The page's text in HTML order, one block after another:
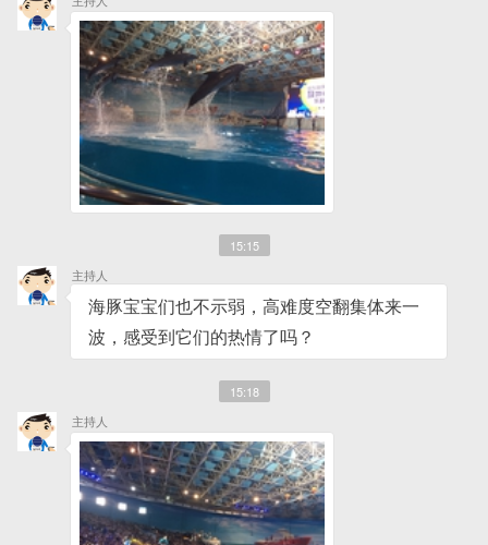
15:15
主持人
海豚宝宝们也不示弱，高难度空翻集体来一
波，感受到它们的热情了吗？
15:18
主持人